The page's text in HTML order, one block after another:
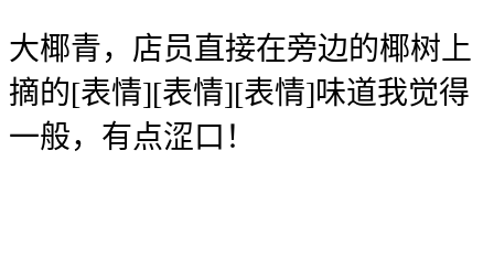
大椰青，店员直接在旁边的椰树上
摘的[表情][表情][表情]味道我觉得
一般，有点涩口！